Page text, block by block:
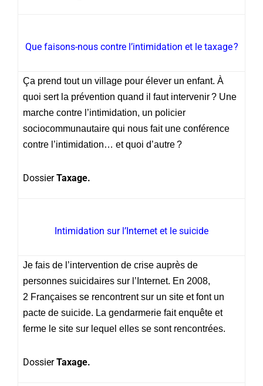
Que faisons-nous contre l’intimidation et le taxage ?
Ça prend tout un village pour élever un enfant. À
quoi sert la prévention quand il faut intervenir ? Une
marche contre l’intimidation, un policier
sociocommunautaire qui nous fait une conférence
contre l’intimidation… et quoi d’autre ?
DossierTaxage.
Intimidation sur l’Internet et le suicide
Je fais de l’intervention de crise auprès de
personnes suicidaires sur l’Internet. En 2008,
2 Françaises se rencontrent sur un site et font un
pacte de suicide. La gendarmerie fait enquête et
ferme le site sur lequel elles se sont rencontrées.
DossierTaxage.